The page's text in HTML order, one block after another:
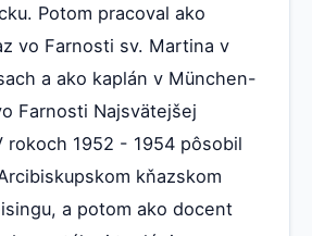
Potom pracoval ako
vo Farnosti sv. Martina v
a ako kaplán v München-
Farnosti Najsvätejšej
rokoch 1952 - 1954 pôsobil
kňazskom
a potom ako docent